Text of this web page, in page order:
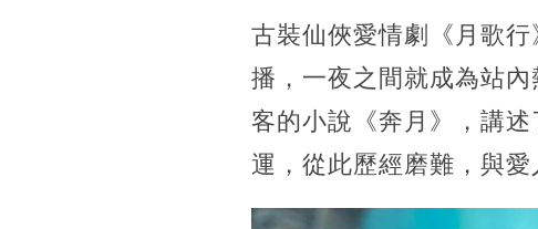
古裝仙俠愛情劇《月歌
播，一夜之間就成為站
客的小說《奔月》，講
運，從此歷經磨難，與愛